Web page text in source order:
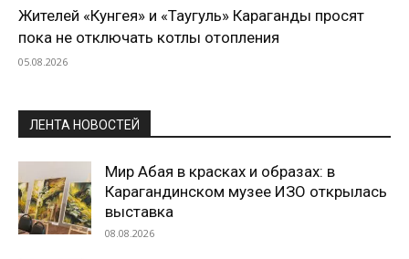
Жителей «Кунгея» и «Таугуль» Караганды просят
пока не отключать котлы отопления
05.08.2026
ЛЕНТА НОВОСТЕЙ
Мир Абая в красках и образах: в
Карагандинском музее ИЗО открылась
выставка
08.08.2026